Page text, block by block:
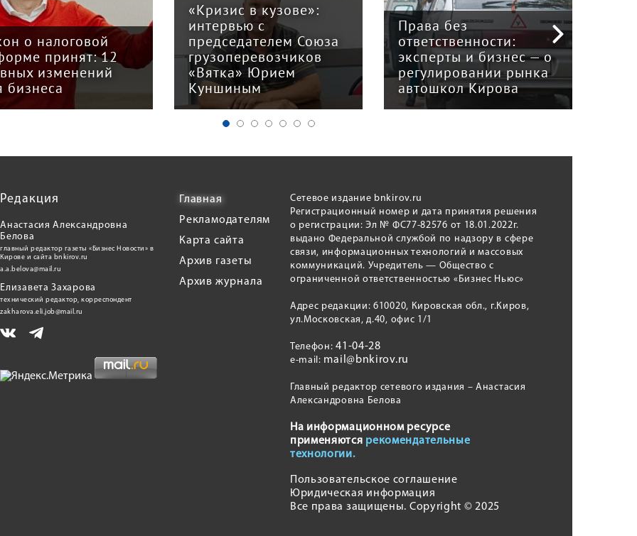
о налоговой
принят: 12
изменений
бизнеса
«Кризис в кузове»:
интервью с
председателем Союза
грузоперевозчиков
«Вятка» Юрием
Куншиным
Права без
ответственности:
эксперты и бизнес — о
регулировании рынка
автошкол Кирова
Редакция
Анастасия Александровна
Белова
главный редактор газеты «Бизнес Новости» в
Кирове и сайта bnkirov.ru
a.a.belova@mail.ru
Елизавета Захарова
технический редактор, корреспондент
zakharova.eli.job@mail.ru
Главная
Рекламодателям
Карта сайта
Архив газеты
Архив журнала
Сетевое издание bnkirov.ru
Регистрационный номер и дата принятия решения
о регистрации: Эл № ФС77-82576 от 18.01.2022г.
выдано Федеральной службой по надзору в сфере
связи, информационных технологий и массовых
коммуникаций. Учредитель — Общество с
ограниченной ответственностью «Бизнес Ньюс»
Адрес редакции: 610020, Кировская обл., г.Киров,
ул.Московская, д.40, офис 1/1
Телефон:41-04-28
e-mail: mail@bnkirov.ru
Главный редактор сетевого издания – Анастасия
Александровна Белова
На информационном ресурсе
применяются рекомендательные
технологии.
Пользовательское соглашение
Юридическая информация
Все права защищены. Copyright © 2025